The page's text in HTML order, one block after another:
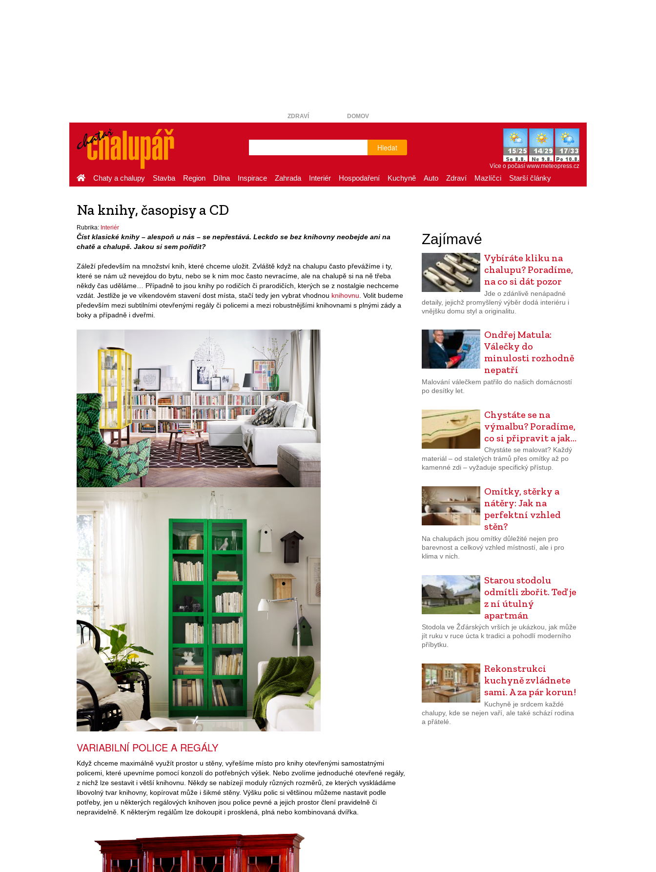
ZDRAVÍ DOMOV
Hledat
Více o počasí www.meteopress.cz
Chaty a chalupy Stavba Region Dílna Inspirace Zahrada Interiér Hospodaření Kuchyně Auto Zdraví Mazlíčci Starší články
Na knihy, časopisy a CD
Rubrika: Interiér
Číst klasické knihy – alespoň u nás – se nepřestává. Leckdo se bez knihovny neobejde ani na
chatě a chalupě. Jakou si sem pořídit?
Záleží především na množství knih, které chceme uložit. Zvláště když na chalupu často převážíme i ty,
které se nám už nevejdou do bytu, nebo se k nim moc často nevracíme, ale na chalupě si na ně třeba
někdy čas uděláme… Případně to jsou knihy po rodičích či prarodičích, kterých se z nostalgie nechceme
vzdát. Jestliže je ve víkendovém stavení dost místa, stačí tedy jen vybrat vhodnou knihovnu . Volit budeme
především mezi subtilními otevřenými regály či policemi a mezi robustnějšími knihovnami s plnými zády a
boky a případně i dveřmi.
VARIABILNÍ POLICE A REGÁLY
Když chceme maximálně využít prostor u stěny, vyřešíme místo pro knihy otevřenými samostatnými
policemi, které upevníme pomocí konzolí do potřebných výšek. Nebo zvolíme jednoduché otevřené regály,
z nichž lze sestavit i větší knihovnu. Někdy se nabízejí moduly různých rozměrů, ze kterých vyskládáme
libovolný tvar knihovny, kopírovat může i šikmé stěny. Výšku polic si většinou můžeme nastavit podle
potřeby, jen u některých regálových knihoven jsou police pevné a jejich prostor člení pravidelně či
nepravidelně. K některým regálům lze dokoupit i prosklená, plná nebo kombinovaná dvířka.
Zajímavé
Vybíráte kliku na
chalupu? Poradíme,
na co si dát pozor
Jde o zdánlivě nenápadné
detaily, jejichž promyšlený výběr dodá interiéru i
vnějšku domu styl a originalitu.
Ondřej Matula:
Válečky do
minulosti rozhodně
nepatří
Malování válečkem patřilo do našich domácností
po desítky let.
Chystáte se na
výmalbu? Poradíme,
co si připravit a jak…
Chystáte se malovat? Každý
materiál – od staletých trámů přes omítky až po
kamenné zdi – vyžaduje specifický přístup.
Omítky, stěrky a
nátěry: Jak na
perfektní vzhled
stěn?
Na chalupách jsou omítky důležité nejen pro
barevnost a celkový vzhled místností, ale i pro
klima v nich.
Starou stodolu
odmítli zbořit. Teď je
z ní útulný
apartmán
Stodola ve Žďárských vrších je ukázkou, jak může
jít ruku v ruce úcta k tradici a pohodlí moderního
příbytku.
Rekonstrukci
kuchyně zvládnete
sami. A za pár korun!
Kuchyně je srdcem každé
chalupy, kde se nejen vaří, ale také schází rodina
a přátelé.